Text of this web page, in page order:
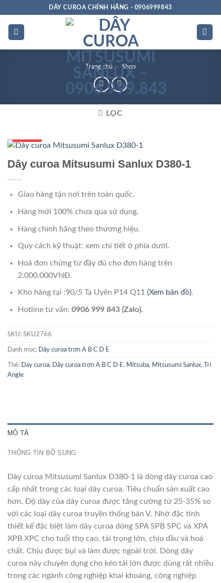
dung
DÂY CUROA CHÍNH HÃNG - 0906999843
Trang chủ » Shop
LỌC
Dây curoa Mitsusumi Sanlux D380-1
Giao hàng tận nơi trên toàn quốc.
Hàng mới 100% chưa qua sử dụng.
Hàng chính hãng theo thương hiệu.
Quy cách kỹ thuật: xem chi tiết ở phía dưới.
Hoá đơn chứng từ đầy đủ cho đơn hàng trên
2.000.000VNĐ.
Kho hàng tại :90/5 Tạ Uyên P14 Q11 (Xem bản đồ).
Hotline tư vấn: 0906 999 843 (Zalo).
SKU: SKU2766
Danh mục: Dây curoa trơn A B C D E
Thẻ: Day curoa, Dây curoa trơn A B C D E , Mitsuba, Mitsusumi Sanlux,
Tri
Angle
MÔ TẢ
THÔNG TIN BỔ SUNG
Dây curoa Mitsusumi Sanlux D380-1 là dòng dây curoa cao
cấp nhất trong các loại dây curoa. Tiêu chuẩn sản xuất cao
hơn. Độ dày của dây curoa được tăng cường từ 25-35% so
với các loại dây curoa truyền thống bản V. Nhờ đặc tính
thiết kế đặc biệt làm dây curoa dòng SPA SPB SPC và XPA
XPB XPC cho tuổi thọ cao, tải trọng lớn, chịu dầu và hoá
chất. Chịu được bụi và làm được ngoài trời. Dòng dây
curoa này chuyên dụng cho kéo tải lớn được dùng rất nhiều
trong các ngành công nghiệp khai khoáng, công nghiệp